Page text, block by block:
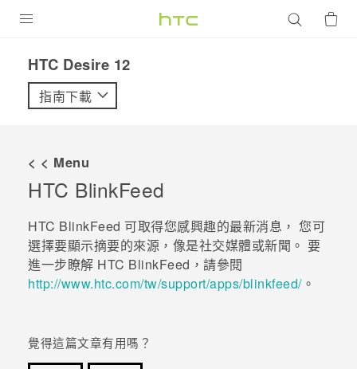
VIVE
優惠專區
焦點訊息
企業採購
銷售門市
HTC Desire 12‎
指南下載
< < Menu
HTC BlinkFeed
HTC BlinkFeed 可取得您感興趣的最新消息， 您可
選擇要顯示摘要的來源，像是社交媒體或新聞。 要
進一步瞭解 HTC BlinkFeed ，請參閱
http://www.htc.com/tw/support/apps/blinkfeed/。
覺得這篇文章有用嗎？